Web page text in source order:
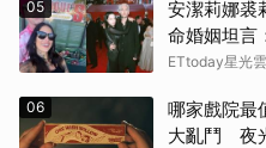
05
安潔莉娜
命婚姻坦言
ETtoday星光雲
06
哪家戲院最
大亂鬥 夜